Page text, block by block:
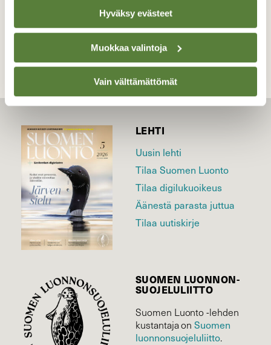
Hyväksy evästeet
Muokkaa valintoja
Vain välttämättömät
TAKAISIN LISTAAN
LEHTI
Uusin lehti
Tilaa Suomen Luonto
Tilaa digilukuoikeus
Äänestä parasta juttua
Tilaa uutiskirje
SUOMEN LUONNON­
SUOJELU­LIITTO
Suomen Luonto -lehden
kustantaja onSuomen
luonnonsuojelu­liitto.